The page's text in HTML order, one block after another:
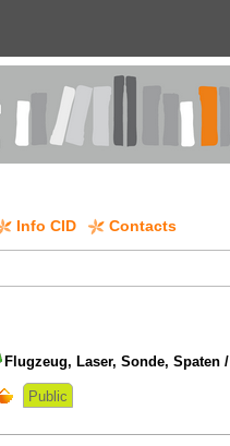
Info CID Contacts
Flugzeug, Laser, Sonde, Spaten
Public